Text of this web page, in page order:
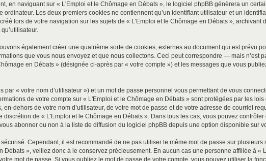
en naviguant sur « L'Emploi et le Chômage en Débats », le logiciel phpBB génèrera un
Les deux premiers cookies ne contiennent qu’un identifiant utilisateur et un
lors de votre navigation sur les sujets de « L'Emploi et le Chômage en Débats », archivant
également créer une quatrième sorte de cookies, externes au document qui est prévu
que vous nous envoyez et que nous collectons. Ceci peut correspondre — mais n’est
en Débats » (désignée ci-après par « votre compte ») et les messages que vous
« votre nom d’utilisateur ») et un mot de passe personnel vous permettant de vous
de votre compte sur « L'Emploi et le Chômage en Débats » sont protégées par les
dehors de votre nom d’utilisateur, de votre mot de passe et de votre adresse de courriel
de « L'Emploi et le Chômage en Débats ». Dans tous les cas, vous pouvez
abonner ou non à la liste de diffusion du logiciel phpBB depuis une option disponible sur
Cependant, il est recommandé de ne pas utiliser le même mot de passe sur plusieurs
Débats », veillez donc à le conservez précieusement. En aucun cas une personne affiliée à «
mot de passe. Si vous oubliez le mot de passe de votre compte, vous pouvez utiliser la